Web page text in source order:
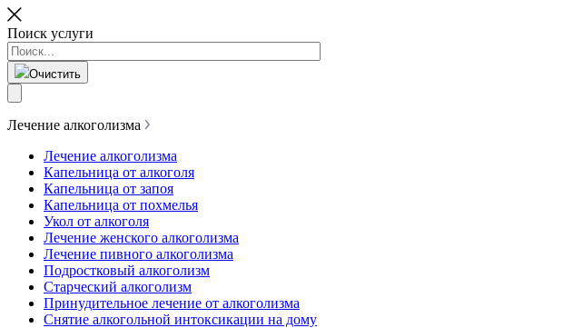
Поиск услуги
Очистить
Лечение алкоголизма
Лечение алкоголизма
Капельница от алкоголя
Капельница от запоя
Капельница от похмелья
Укол от алкоголя
Лечение женского алкоголизма
Лечение пивного алкоголизма
Подростковый алкоголизм
Старческий алкоголизм
Принудительное лечение от алкоголизма
Снятие алкогольной интоксикации на дому